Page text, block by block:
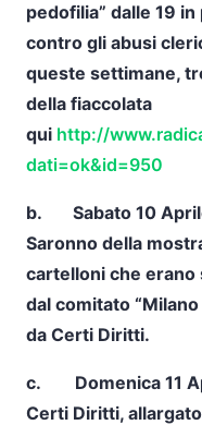
pedofilia” dalle 19
contro gli abusi
queste settimane,
della fiaccolata
qui http://
dati=ok&id=950
b. Sabato 10
Saronno della
cartelloni che
dal comitato
da Certi Diritti.
c. Domenica 11
Certi Diritti,